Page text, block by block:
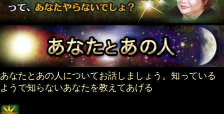
あなたとあの人についてお話しましょう。知っている
ようで知らないあなたを教えてあげる